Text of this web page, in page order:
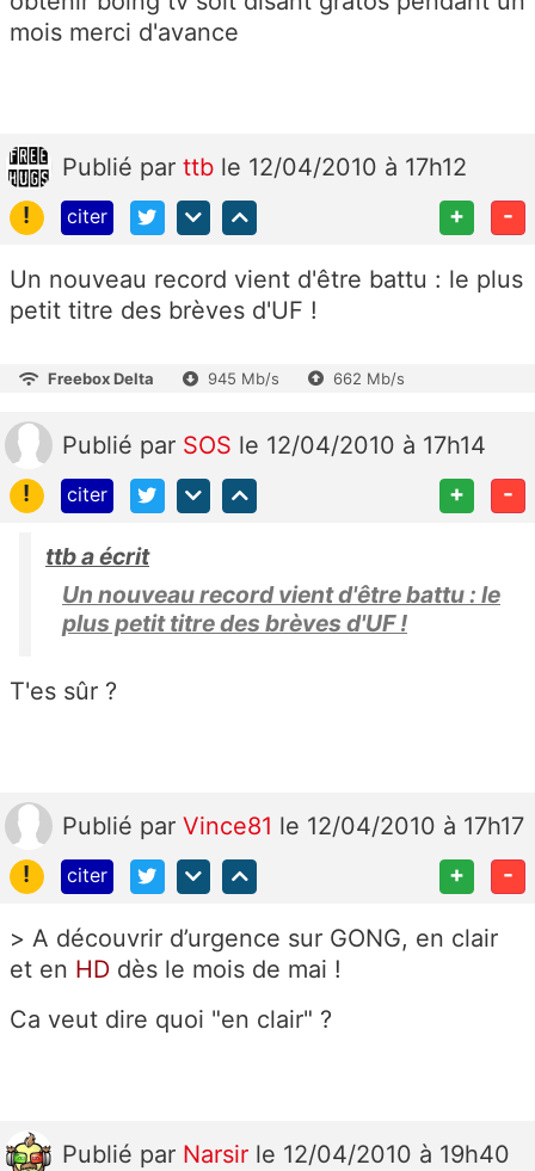
mois merci d'avance
Publié par ttb le 12/04/2010 à 17h12
!
citer + -
Un nouveau record vient d'être battu : le plus
petit titre des brèves d'UF !
Freebox Delta 945 Mb/s 662 Mb/s
Publié par SOS le 12/04/2010 à 17h14
!
citer + -
ttb a écrit
Un nouveau record vient d'être battu : le
plus petit titre des brèves d'UF !
T'es sûr ?
Publié par Vince81 le 12/04/2010 à 17h17
!
citer + -
> A découvrir d’urgence sur GONG, en clair
et en HD dès le mois de mai !
Ca veut dire quoi "en clair" ?
Publié par Narsir le 12/04/2010 à 19h40